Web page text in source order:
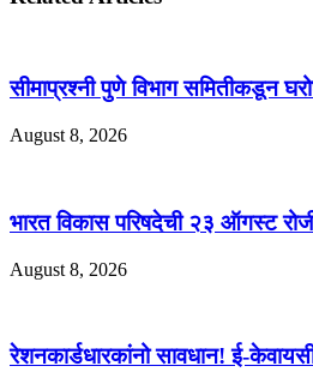
सीमाप्रश्नी पुणे विभाग समितीकडून
August 8, 2026
भारत विकास परिषदेची २३ ऑगस्ट
August 8, 2026
रेशनकार्डधारकांनो सावधान! ई-